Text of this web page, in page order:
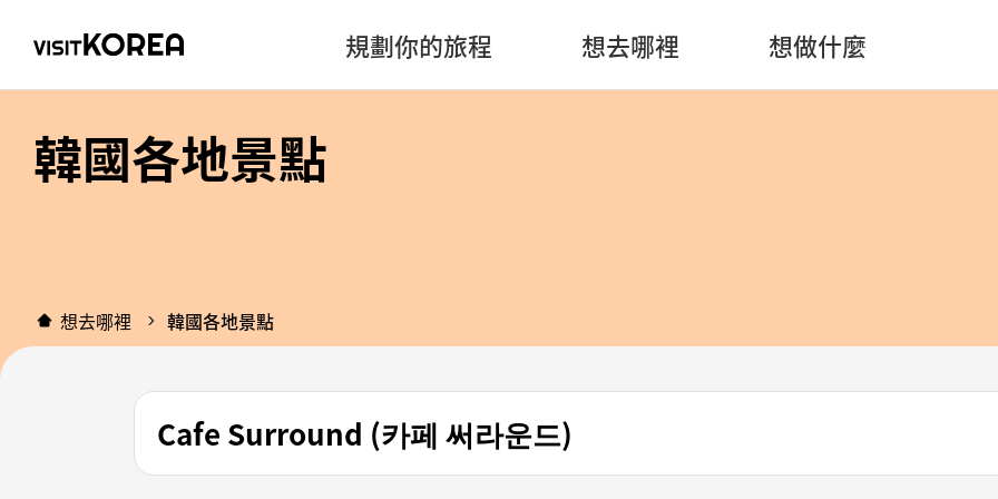
規劃你的旅程 想去哪裡 想做什麼
韓國各地景點
想去哪裡 韓國各地景點
Cafe Surround (카페 써라운드)